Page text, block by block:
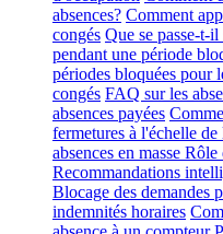
absences? Comment
congés Que se passe-t-
pendant une période
périodes bloquées pour
congés FAQ sur les
absences payées
fermetures à l'échelle de
absences en masse Rôle
Recommandations
Blocage des demandes
indemnités horaires